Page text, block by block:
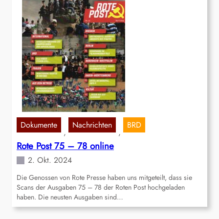
Dokumente
,
Nachrichten
,
BRD
Rote Post 75 – 78 online
2. Okt. 2024
Die Genossen von Rote Presse haben uns mitgeteilt, dass sie
Scans der Ausgaben 75 – 78 der Roten Post hochgeladen
haben. Die neusten Ausgaben sind…